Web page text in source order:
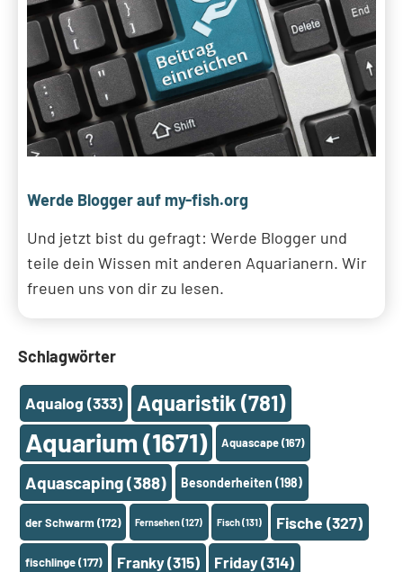
Werde Blogger auf my-fish.org
Und jetzt bist du gefragt: Werde Blogger und
teile dein Wissen mit anderen Aquarianern. Wir
freuen uns von dir zu lesen.
Schlagwörter
Aqualog (333) Aquaristik (781)
Aquarium (1671) Aquascape(167)
Aquascaping(388) Besonderheiten (198)
der Schwarm(172) Fernsehen(127) Fisch(131) Fische (327)
fischlinge(177) Franky(315) Friday(314)